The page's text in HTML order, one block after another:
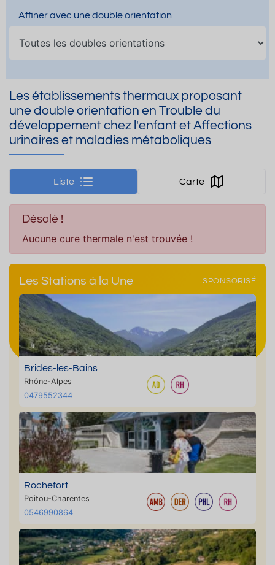
Affiner avec une double orientation
Les établissements thermaux proposant
une double orientation en Trouble du
développement chez l'enfant et Affections
urinaires et maladies métaboliques
Liste Carte
Désolé !
Aucune cure thermale n'est trouvée !
Les Stations à la Une SPONSORISÉ
Brides-les-Bains
Rhône-Alpes
0479552344
Rochefort
Poitou-Charentes
0546990864